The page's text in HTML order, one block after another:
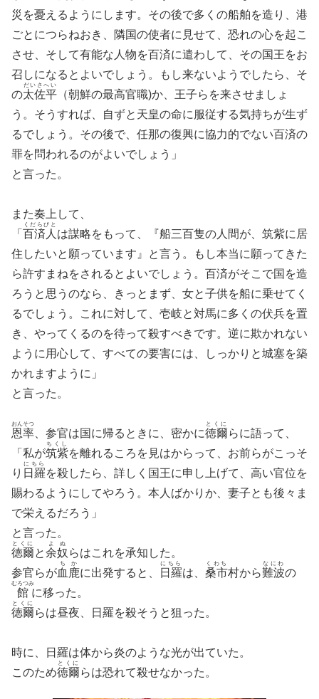
災を憂えるようにします。その後で多くの船舶を造り、港
ごとにつらねおき、隣国の使者に見せて、恐れの心を起こ
させ、そして有能な人物を百済に遣わして、その国王をお
召しになるとよいでしょう。もし来ないようでしたら、そ
の太佐平
だいさへい
（朝鮮の最高官職)か、王子らを来させましょ
う。そうすれば、自ずと天皇の命に服従する気持ちが生ず
るでしょう。その後で、任那の復興に協力的でない百済の
罪を問われるのがよいでしょう」
と言った。
また奏上して、
「 百済人
くだらびと
は謀略をもって、『船三百隻の人間が、筑紫に居
住したいと願っています』と言う。もし本当に願ってきた
ら許すまねをされるとよいでしょう。百済がそこで国を造
ろうと思うのなら、きっとまず、女と子供を船に乗せてく
るでしょう。これに対して、壱岐と対馬に多くの伏兵を置
き、やってくるのを待って殺すべきです。逆に欺かれない
ように用心して、すべての要害には、しっかりと城塞を築
かれますように」
と言った。
恩率
おんそつ
、参官は国に帰るときに、密かに徳爾
とくに
らに語って、
「私が筑紫
ちくし
を離れるころを見はからって、お前らがこっそ
り 日羅
にちら
を殺したら、詳しく国王に申し上げて、高い官位を
賜わるようにしてやろう。本人ばかりか、妻子とも後々ま
で栄えるだろう」
と言った。
徳爾
とくに
と余奴
よぬ
らはこれを承知した。
参官らが血鹿
ちか
に出発すると、 日羅
にちら
は、 桑市
くわち
村から難波
なにわ
の
館
むろつみ
に移った。
徳爾
とくに
らは昼夜、日羅を殺そうと狙った。
時に、日羅は体から炎のような光が出ていた。
このため徳爾
とくに
らは恐れて殺せなかった。